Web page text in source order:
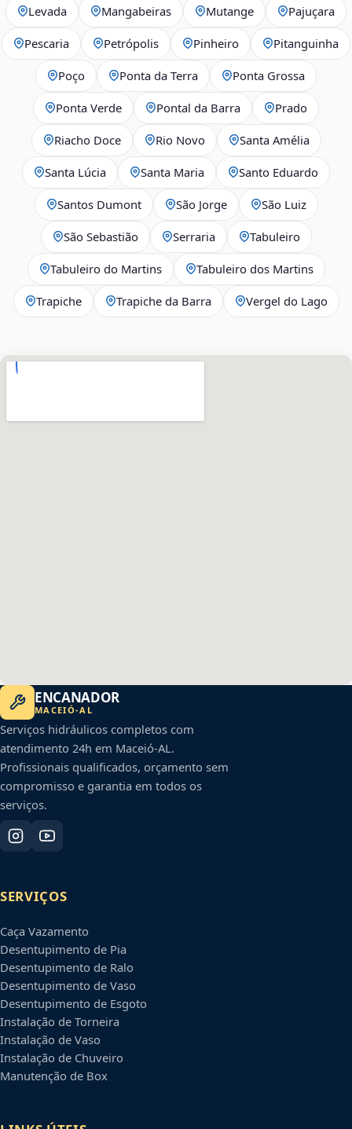
Levada Mangabeiras Mutange Pajuçara
Pescaria Petrópolis Pinheiro Pitanguinha
Poço Ponta da Terra Ponta Grossa
Ponta Verde Pontal da Barra Prado
Riacho Doce Rio Novo Santa Amélia
Santa Lúcia Santa Maria Santo Eduardo
Santos Dumont São Jorge São Luiz
São Sebastião Serraria Tabuleiro
Tabuleiro do Martins Tabuleiro dos Martins
Trapiche Trapiche da Barra Vergel do Lago
ENCANADOR
MACEIÓ-AL
Serviços hidráulicos completos com
atendimento 24h em Maceió-AL.
Profissionais qualificados, orçamento sem
compromisso e garantia em todos os
serviços.
SERVIÇOS
Caça Vazamento
Desentupimento de Pia
Desentupimento de Ralo
Desentupimento de Vaso
Desentupimento de Esgoto
Instalação de Torneira
Instalação de Vaso
Instalação de Chuveiro
Manutenção de Box